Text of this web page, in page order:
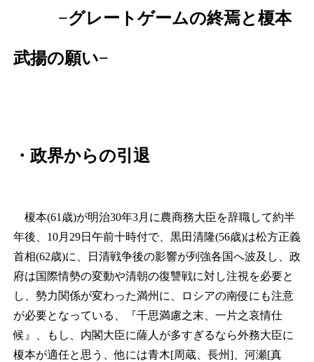
−グレートゲームの終焉と榎本
武揚の願い−
・政界からの引退
榎本(61歳)が明治30年3月に農商務大臣を辞職して約半
年後、10月29日午前十時付で、黒田清隆(56歳)は松方正義
首相(62歳)に、日清戦争後の影響が列強各国へ波及し、政
府は国際情勢の変動や清朝の復讐戦に対し注視を必要と
し、勢力関係が変わった満州に、ロシアの南侵にも注意
が必要となっている、『千思満慮之末、一片之哀情仕
候』、もし、内閣大臣に薩人が多すぎるなら外務大臣に
榎本が適任と思う、他には青木[周蔵、長州]、河瀬[真